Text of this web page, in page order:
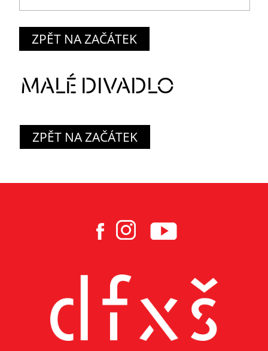
ZPĚT NA ZAČÁTEK
MALÉ DIVADLO
ZPĚT NA ZAČÁTEK